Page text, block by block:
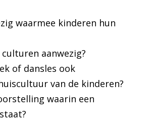
waarmee kinderen hun
aanwezig?
of dansles ook
van de kinderen?
waarin een